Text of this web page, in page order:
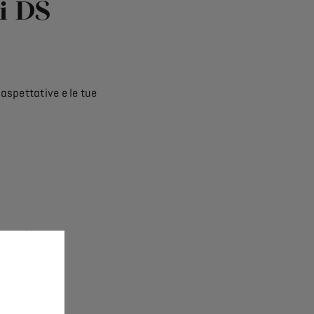
A partire da
DS
e le tue